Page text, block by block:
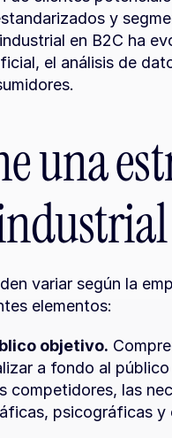
y
en B2C ha
el análisis de
una
variar según la
elementos:
objetivo.
a fondo al
competidores, las
psicográficas y